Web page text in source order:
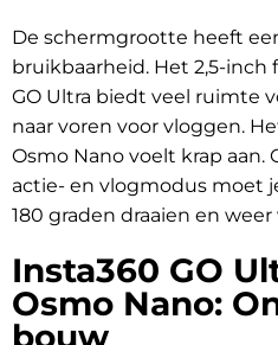
De schermgrootte heeft
bruikbaarheid. Het 2,5-
GO Ultra biedt veel ruimte
naar voren voor vloggen.
Osmo Nano voelt krap aan.
actie- en vlogmodus moet
180 graden draaien en
Insta360 GO
Osmo Nano:
bouw